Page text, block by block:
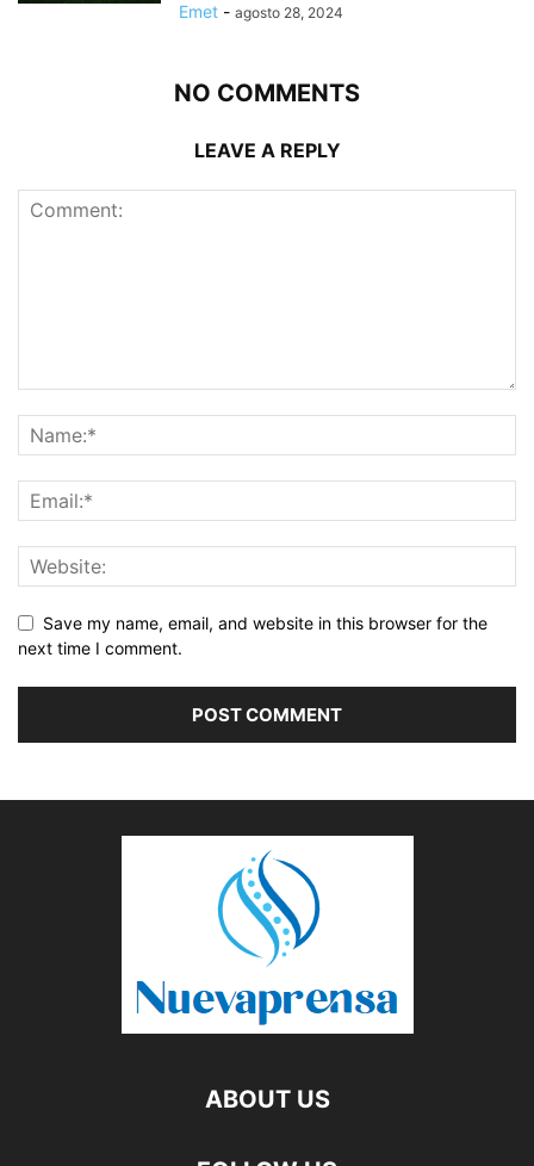
Emet - agosto 28, 2024
NO COMMENTS
LEAVE A REPLY
Save my name, email, and website in this browser for the
next time I comment.
ABOUT US